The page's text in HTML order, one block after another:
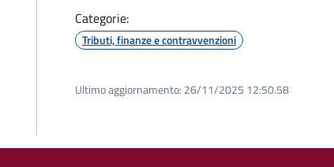
Categorie:
Tributi, finanze e contravvenzioni
Ultimo aggiornamento: 26/11/2025 12:50.58